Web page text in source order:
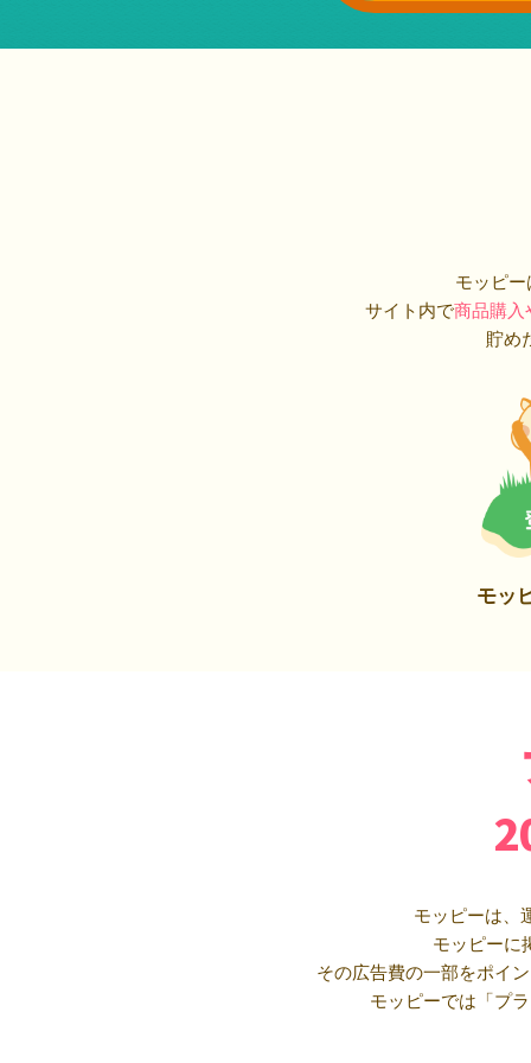
モッピ
サイト内で商品購入
貯め
モッ
モッピーは、
モッピーに
その広告費の一部をポイ
モッピーでは「プ